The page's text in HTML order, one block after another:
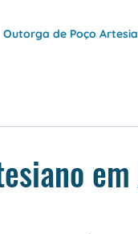
Outorga de Poço